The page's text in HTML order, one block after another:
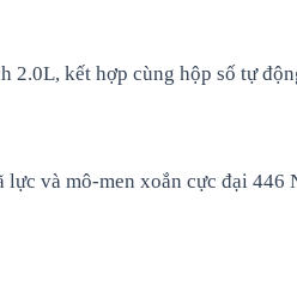
kết hợp cùng hộp số tự
và mô-men xoắn cực đại